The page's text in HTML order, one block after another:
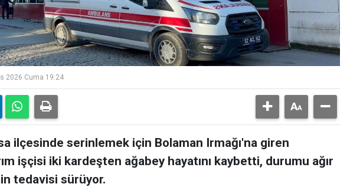
2026 Cuma 19:24
ilçesinde serinlemek için Bolaman Irmağı'na giren
işçisi iki kardeşten ağabey hayatını kaybetti, durumu ağır
tedavisi sürüyor.